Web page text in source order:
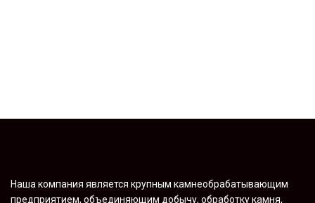
Наша компания является крупным камнеобрабатывающим
предприятием, объединяющим добычу, обработку камня,